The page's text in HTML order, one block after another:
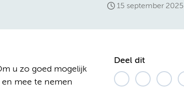
15 september 2025
u zo goed mogelijk
mee te nemen
Deel dit